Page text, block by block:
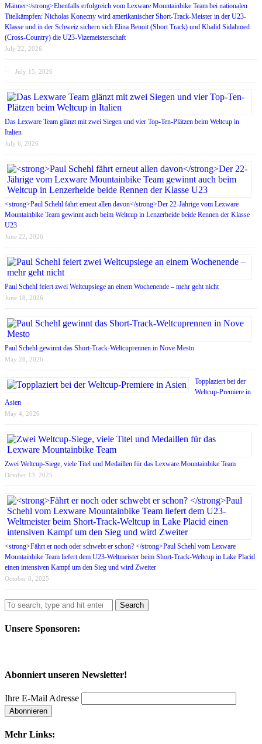
Männer</strong>Ebenfalls erfolgreich vom Lexware Mountainbike Team bei nationalen
Titelkämpfen: Nicholas Konecny wird amerikanischer Short-Track-Meister in der U23-
Klasse und in der Schweiz sichern sich Elina Benoit (Short Track) und Khalid Sidahmed
(Cross-Country) die U23-Vizemeisterschaft
July 22, 2026
July 15, 2026
Das Lexware Team glänzt mit zwei Siegen und vier Top-Ten-Plätzen beim Weltcup in
Italien
July 6, 2026
<strong>Paul Schehl fährt erneut allen davon</strong>Der 22-Jährige vom Lexware
Mountainbike Team gewinnt auch beim Weltcup in Lenzerheide beide Rennen der Klasse
U23
June 22, 2026
Paul Schehl feiert zwei Weltcupsiege an einem Wochenende – mehr geht nicht
June 18, 2026
Paul Schehl gewinnt das Short-Track-Weltcuprennen in Nove Mesto
May 28, 2026
Topplaziert bei der
Weltcup-Premiere in
Asien
May 4, 2026
Zwei Weltcup-Siege, viele Titel und Medaillen für das Lexware Mountainbike Team
October 13, 2025
<strong>Fährt er noch oder schwebt er schon? </strong>Paul Schehl vom Lexware
Mountainbike Team liefert dem U23-Weltmeister beim Short-Track-Weltcup in Lake Placid
einen intensiven Kampf um den Sieg und wird Zweiter
October 8, 2025
Search
Unsere Sponsoren:
Abonniert unseren Newsletter!
Ihre E-Mail Adresse
Mehr Links: